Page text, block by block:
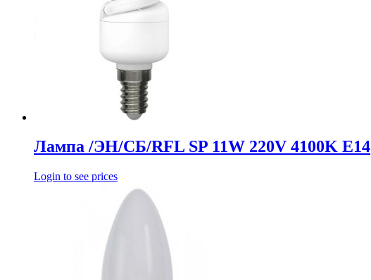
Лампа /ЭН/СБ/RFL SP 11W 220V 4100K E14
Login to see prices